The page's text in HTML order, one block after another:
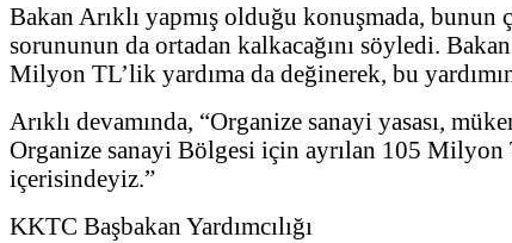
Bakan Arıklı yapmış olduğu konuşmada,
sorununun da ortadan kalkacağını söyledi.
Milyon TL’lik yardıma da değinerek, bu
Arıklı devamında, “Organize sanayi yasası,
Organize sanayi Bölgesi için ayrılan 105 Milyon
içerisindeyiz.”
KKTC Başbakan Yardımcılığı